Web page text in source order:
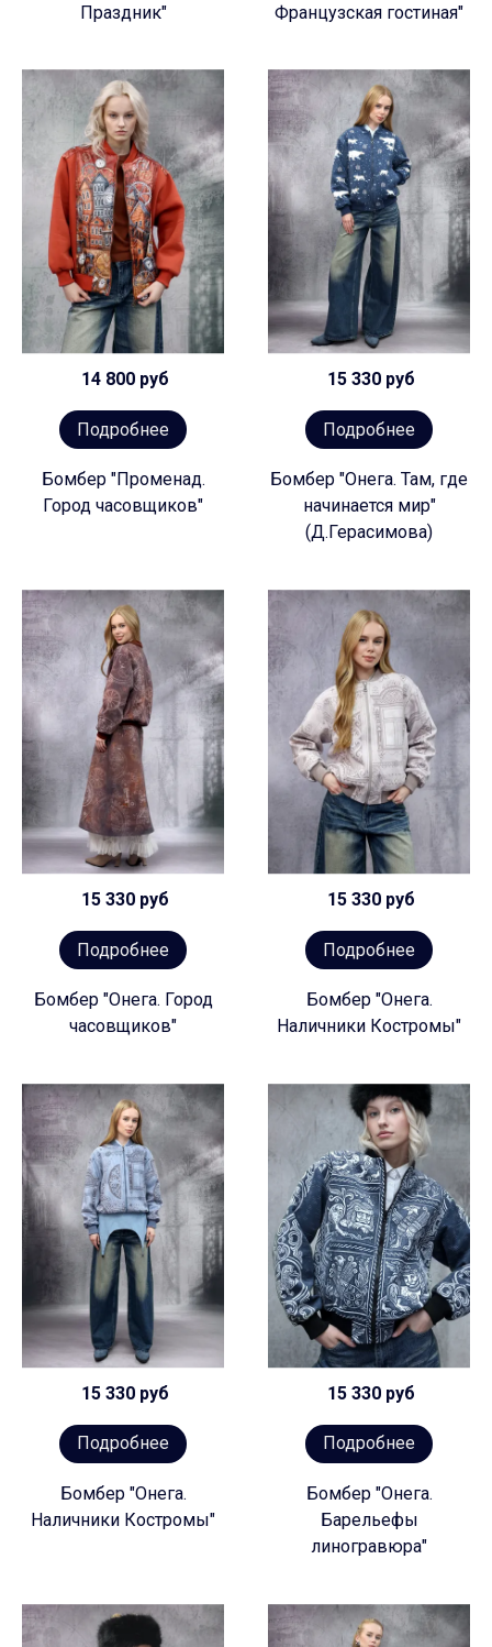
Праздник"
Французская гостиная"
14 800 руб
Подробнее
Бомбер "Променад.
Город часовщиков"
15 330 руб
Подробнее
Бомбер "Онега. Там, где
начинается мир"
(Д.Герасимова)
15 330 руб
Подробнее
Бомбер "Онега. Город
часовщиков"
15 330 руб
Подробнее
Бомбер "Онега.
Наличники Костромы"
15 330 руб
Подробнее
Бомбер "Онега.
Наличники Костромы"
15 330 руб
Подробнее
Бомбер "Онега.
Барельефы
линогравюра"